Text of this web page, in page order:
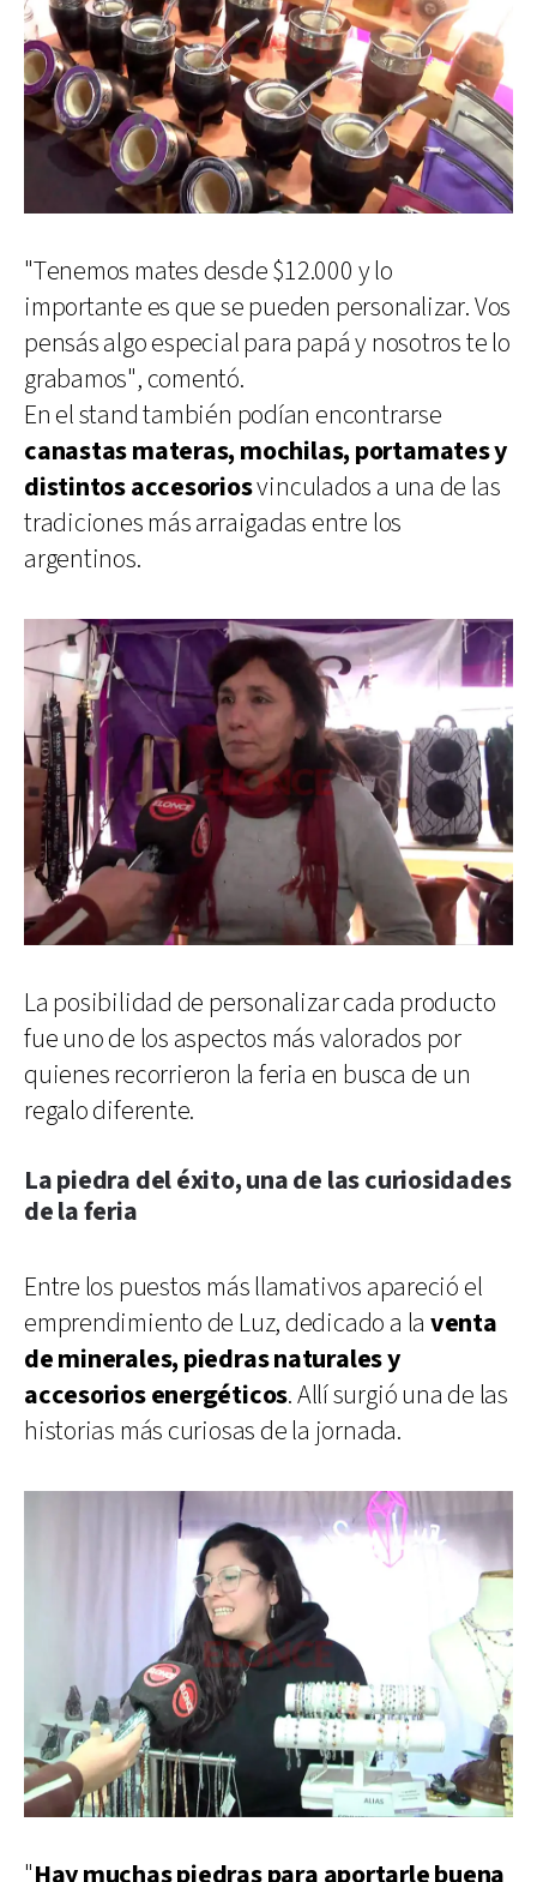
"Tenemos mates desde $12.000 y lo
importante es que se pueden personalizar. Vos
pensás algo especial para papá y nosotros te lo
grabamos", comentó.
En el stand también podían encontrarse
canastas materas, mochilas, portamates y
distintos accesoriosvinculados a una de las
tradiciones más arraigadas entre los
argentinos.
La posibilidad de personalizar cada producto
fue uno de los aspectos más valorados por
quienes recorrieron la feria en busca de un
regalo diferente.
La piedra del éxito, una de las curiosidades
de la feria
Entre los puestos más llamativos apareció el
emprendimiento de Luz, dedicado a la venta
de minerales, piedras naturales y
accesorios energéticos. Allí surgió una de las
historias más curiosas de la jornada.
"Hay muchas piedras para aportarle buena